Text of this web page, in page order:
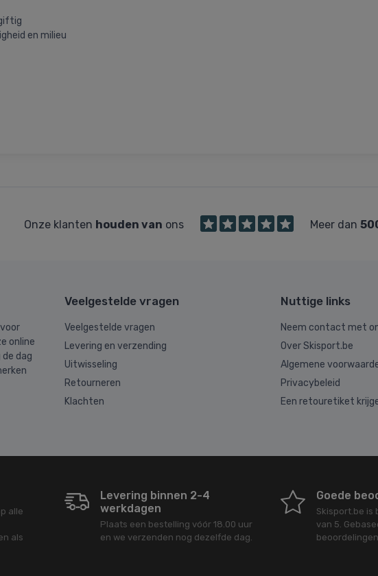
en milieu
Onze klanten houden van ons Meer dan
online
dag
Veelgestelde vragen
Veelgestelde vragen
Levering en verzending
Uitwisseling
Retourneren
Klachten
Nuttige links
Neem contact met
Over Skisport.be
Algemene
Privacybeleid
Een retouretiket
alle
als
Levering binnen 2-4
werkdagen
Plaats een bestelling vóór 18.00 uur
en we verzenden nog dezelfde dag.
Goede
Skisport.be is
van 5.